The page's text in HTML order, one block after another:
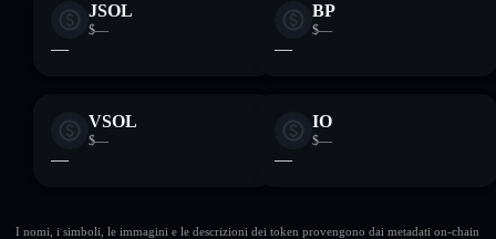
JSOL
$—
—
BP
$—
—
VSOL
$—
—
IO
$—
—
I nomi, i simboli, le immagini e le descrizioni dei token provengono dai metadati on-chain